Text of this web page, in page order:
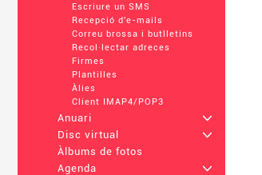
Escriure un SMS
Recepció d'e-mails
Correu brossa i butlletins
Recol·lectar adreces
Firmes
Plantilles
Àlies
Client IMAP4/POP3
Anuari
+
Disc virtual
+
Àlbums de fotos
Agenda
+